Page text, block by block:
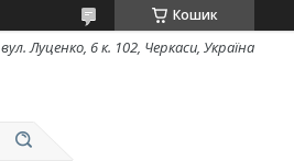
Кошик
вул. Луценко, 6 к. 102, Черкаси, Україна